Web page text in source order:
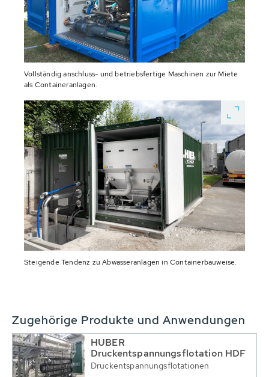
Vollständig anschluss- und betriebsfertige Maschinen zur Miete
als Containeranlagen.
Steigende Tendenz zu Abwasseranlagen in Containerbauweise.
Zugehörige Produkte und Anwendungen
HUBER
Druckentspannungsflotation HDF
Druckentspannungsflotationen